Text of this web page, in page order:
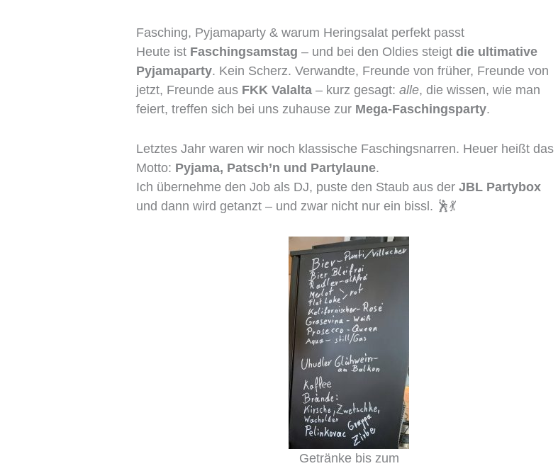
Fasching, Pyjamaparty & warum Heringsalat perfekt passt
Heute ist Faschingsamstag – und bei den Oldies steigtdie ultimative
Pyjamaparty. Kein Scherz. Verwandte, Freunde von früher, Freunde von
jetzt, Freunde aus FKK Valalta – kurz gesagt:alle, die wissen, wie man
feiert, treffen sich bei uns zuhause zur Mega-Faschingsparty.
Letztes Jahr waren wir noch klassische Faschingsnarren. Heuer heißt das
Motto: Pyjama, Patsch’n und Partylaune.
Ich übernehme den Job als DJ, puste den Staub aus derJBL Partybox
und dann wird getanzt – und zwar nicht nur ein bissl. 🕺💃
Getränke bis zum